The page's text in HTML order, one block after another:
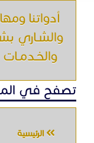
أدواتنا
والشـاري
والخـدمـات
تصفح في
الرئيسية